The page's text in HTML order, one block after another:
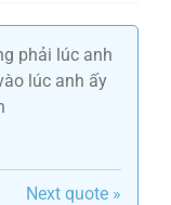
phải lúc anh
lúc anh ấy
Next quote »